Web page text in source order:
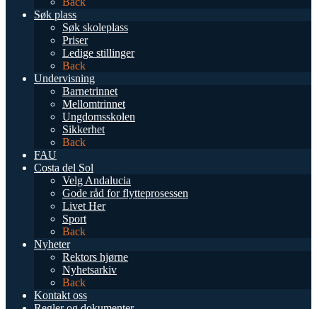
Søk plass
Søk skoleplass
Priser
Ledige stillinger
Back
Undervisning
Barnetrinnet
Mellomtrinnet
Ungdomsskolen
Sikkerhet
Back
FAU
Costa del Sol
Velg Andalucia
Gode råd for flytteprosessen
Livet Her
Sport
Back
Nyheter
Rektors hjørne
Nyhetsarkiv
Back
Kontakt oss